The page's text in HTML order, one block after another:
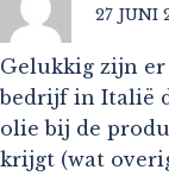
27 JUNI
Gelukkig zijn
bedrijf in Italië
olie bij de
krijgt (wat